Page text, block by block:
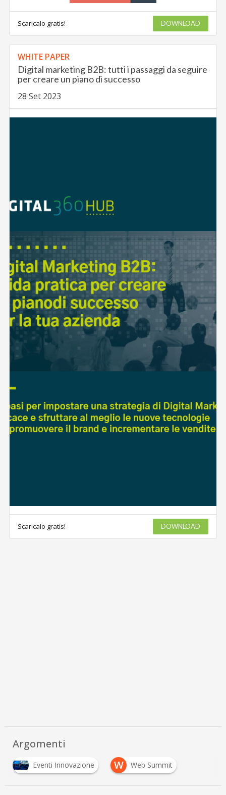
Scaricalo gratis! DOWNLOAD
WHITE PAPER
Digital marketing B2B: tutti i passaggi da seguire
per creare un piano di successo
28 Set 2023
Scaricalo gratis! DOWNLOAD
Argomenti
Eventi Innovazione W Web Summit